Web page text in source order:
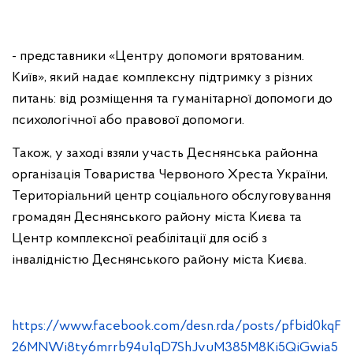
- представники «Центру допомоги врятованим.
Київ», який надає комплексну підтримку з різних
питань: від розміщення та гуманітарної допомоги до
психологічної або правової допомоги.
Також, у заході взяли участь Деснянська районна
організація Товариства Червоного Хреста України,
Територіальний центр соціального обслуговування
громадян Деснянського району міста Києва та
Центр комплексної реабілітації для осіб з
інвалідністю Деснянського району міста Києва.
https://www.facebook.com/desn.rda/posts/pfbid0kqF
26MNWi8ty6mrrb94u1qD7ShJvuM385M8Ki5QiGwia5